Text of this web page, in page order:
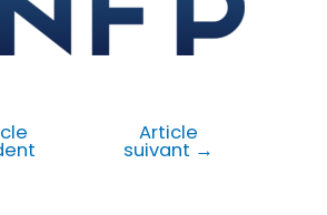
Article
suivant →